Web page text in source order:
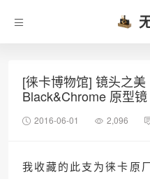
[徕卡博物馆] 镜头之
Black&Chrome 原型镜
2016-06-01 2,096
我收藏的此支为徕卡原